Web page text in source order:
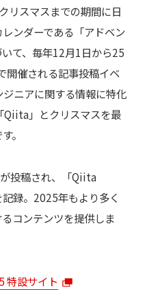
スマスまでの期間に日
ンダーである「アドベン
て、毎年12月1日から25
開催される記事投稿イベ
ニアに関する情報に特化
Qiita」とクリスマスを最
。
投稿され、「Qiita
録。2025年もより多く
コンテンツを提供しま
設サイト